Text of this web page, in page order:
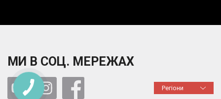
МИ В СОЦ. МЕРЕЖАХ
Регіони